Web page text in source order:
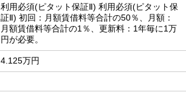
利用必須(ピタット保証Ⅱ) 利用必須(ピタット保
証Ⅱ) 初回：月額賃借料等合計の50％、月額：
月額賃借料等合計の1％、更新料：1年毎に1万
円が必要。
4.125万円